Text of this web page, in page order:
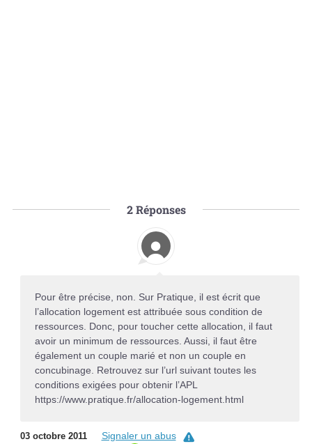
2Réponses
Pour être précise, non. Sur Pratique, il est écrit que
l’allocation logement est attribuée sous condition de
ressources. Donc, pour toucher cette allocation, il faut
avoir un minimum de ressources. Aussi, il faut être
également un couple marié et non un couple en
concubinage. Retrouvez sur l’url suivant toutes les
conditions exigées pour obtenir l’APL
https://www.pratique.fr/allocation-logement.html
03 octobre 2011
Signaler un abus